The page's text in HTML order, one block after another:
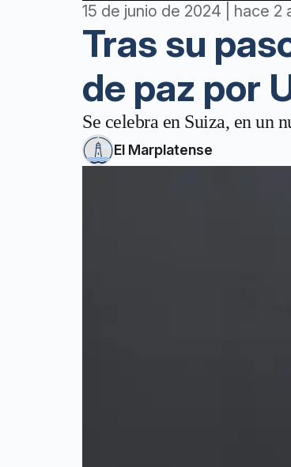
15 de junio de 2024 | hace 2
Tras su
de paz por
Se celebra en Suiza, en un
El Marplatense